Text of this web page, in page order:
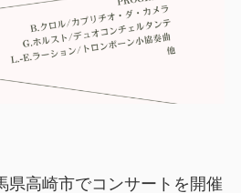
県高崎市でコンサートを開催